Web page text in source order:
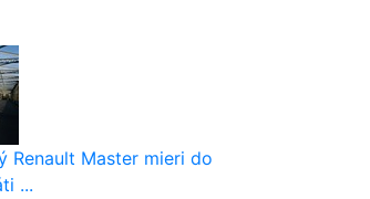
Renault Master mieri do
...